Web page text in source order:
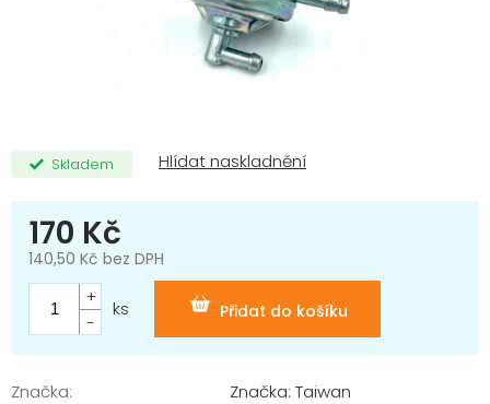
Skladem
170 Kč
140,50 Kč bez DPH
Měrná
cena:
Přidat do košíku
ks
Značka:
Značka: Taiwan